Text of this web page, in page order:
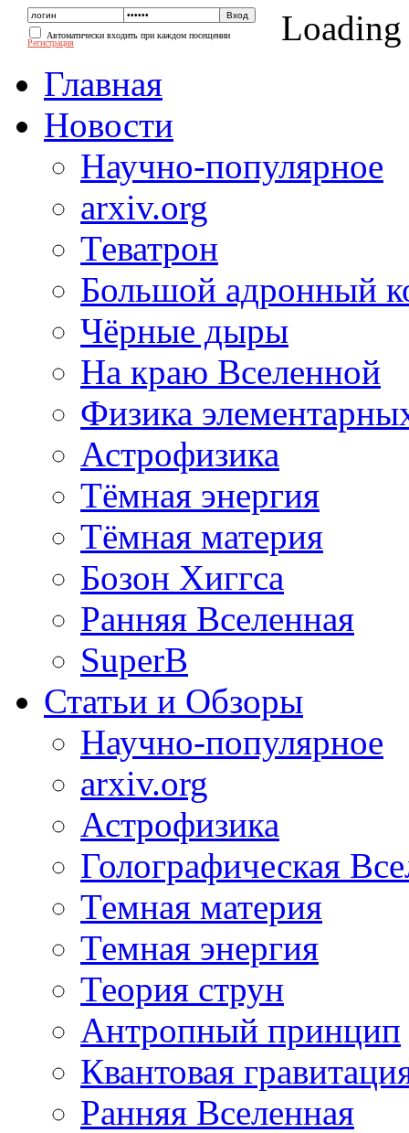
Автоматически входить при каждом посещении
Регистрация
Loading
Главная
Новости
Научно-популярное
arxiv.org
Теватрон
Большой адронный
Чёрные дыры
На краю Вселенной
Физика
Астрофизика
Тёмная энергия
Тёмная материя
Бозон Хиггса
Ранняя Вселенная
SuperB
Статьи и Обзоры
Научно-популярное
arxiv.org
Астрофизика
Голографическая
Темная материя
Темная энергия
Теория струн
Антропный принцип
Квантовая
Ранняя Вселенная